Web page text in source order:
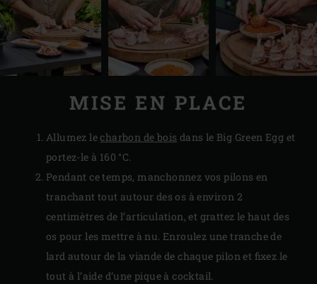
MISE EN PLACE
Allumez lecharbon de bois dans le Big Green Egg et
portez-le à 160 °C.
Pendant ce temps, manchonnez vos pilons en
tranchant tout autour des os à environ 2
centimètres de l’articulation, et grattez le haut des
os pour les mettre à nu. Enroulez une tranche de
lard autour de la viande de chaque pilon et fixez le
tout à l’aide d’une pique à cocktail.